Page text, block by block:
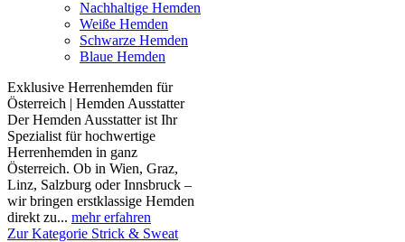
Nachhaltige Hemden
Weiße Hemden
Schwarze Hemden
Blaue Hemden
Exklusive Herrenhemden für
Österreich | Hemden Ausstatter
Der Hemden Ausstatter ist Ihr
Spezialist für hochwertige
Herrenhemden in ganz
Österreich. Ob in Wien, Graz,
Linz, Salzburg oder Innsbruck –
wir bringen erstklassige Hemden
direkt zu... mehr erfahren
Zur Kategorie Strick & Sweat